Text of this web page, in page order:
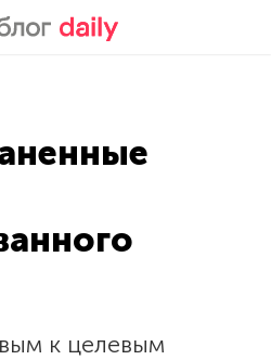
Касперского
к целевым